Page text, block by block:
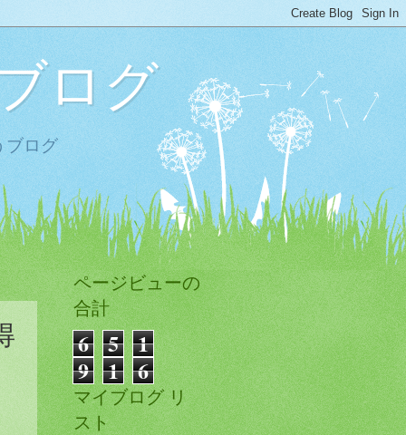
ログ
ブログ
ページビューの
合計
6 5 1
9 1 6
マイブログ リ
スト